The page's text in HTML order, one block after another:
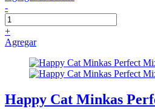
-
+
Agregar
Happy Cat Minkas